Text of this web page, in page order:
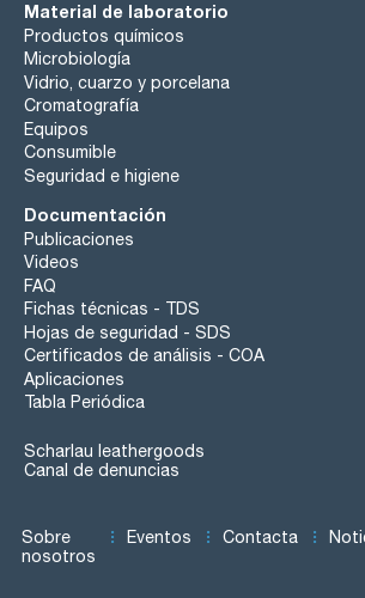
Material de laboratorio
Productos químicos
Microbiología
Vidrio, cuarzo y porcelana
Cromatografía
Equipos
Consumible
Seguridad e higiene
Documentación
Publicaciones
Videos
FAQ
Fichas técnicas - TDS
Hojas de seguridad - SDS
Certificados de análisis - COA
Aplicaciones
Tabla Periódica
Scharlau leathergoods
Canal de denuncias
Sobre
nosotros
Eventos Contacta